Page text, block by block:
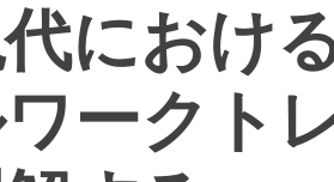
におけ
ークト